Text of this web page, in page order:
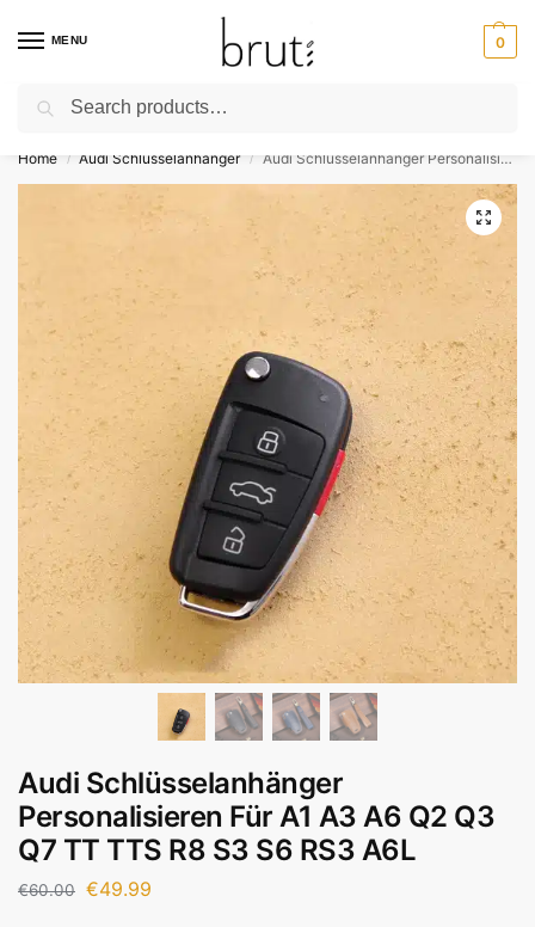
MENU 0
⚡ Kostenloser Versand über 50 €
Home / Audi Schlüsselanhänger / Audi Schlüsselanhänger Personalisieren Für A1 A3 A6 Q2 Q3 Q7 TT TTS R8 S3 S6 RS3 A6L
Audi Schlüsselanhänger
Personalisieren Für A1 A3 A6 Q2 Q3
Q7 TT TTS R8 S3 S6 RS3 A6L
€60.00 €49.99